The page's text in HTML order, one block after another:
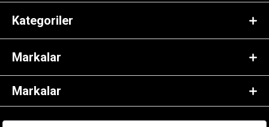
Kategoriler
Markalar
Markalar